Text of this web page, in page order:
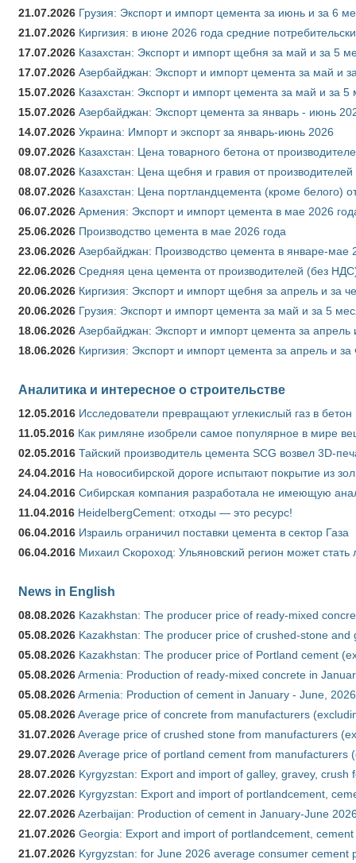
21.07.2026 Грузия: Экспорт и импорт цемента за июнь и за 6
21.07.2026 Киргизия: в июне 2026 года средние
17.07.2026 Казахстан: Экспорт и импорт щебня за май и за 5
17.07.2026 Азербайджан: Экспорт и импорт цемента за май и
15.07.2026 Казахстан: Экспорт и импорт цемента за май и за
15.07.2026 Азербайджан: Экспорт цемента за январь - июнь
14.07.2026 Украина: Импорт и экспорт за январь-июнь 2026
09.07.2026 Казахстан: Цена товарного бетона от
08.07.2026 Казахстан: Цена щебня и гравия от
08.07.2026 Казахстан: Цена портландцемента (кроме белого)
06.07.2026 Армения: Экспорт и импорт цемента в мае 2026
25.06.2026 Производство цемента в мае 2026 года
23.06.2026 Азербайджан: Производство цемента в январе-мае
22.06.2026 Средняя цена цемента от производителей (без
20.06.2026 Киргизия: Экспорт и импорт щебня за апрель и за
20.06.2026 Грузия: Экспорт и импорт цемента за май и за 5
18.06.2026 Азербайджан: Экспорт и импорт цемента за
18.06.2026 Киргизия: Экспорт и импорт цемента за апрель и
Аналитика и интересное о строительстве
12.05.2016 Исследователи превращают углекислый газ в бетон
11.05.2016 Как римляне изобрели самое популярное в мире
02.05.2016 Тайский производитель цемента SCG возвел 3D-
24.04.2016 На новосибирской дороге испытают покрытие из
24.04.2016 Сибирская компания разработала не имеющую
11.04.2016 HeidelbergCement: отходы — это ресурс!
06.04.2016 Израиль ограничил поставки цемента в сектор Газа
06.04.2016 Михаил Скороход: Ульяновский регион может
News in English
08.08.2026 Kazakhstan: The producer price of ready-mixed
05.08.2026 Kazakhstan: The producer price of crushed-stone and
05.08.2026 Kazakhstan: The producer price of Portland cement
05.08.2026Armenia: Production of ready-mixed concrete in
05.08.2026Armenia: Production of cement in January - June, 2026
05.08.2026Average price of concrete from manufacturers
31.07.2026Average price of crushed stone from manufacturers
29.07.2026Average price of portland cement from manufacturers
28.07.2026 Kyrgyzstan: Export and import of galley, gravey,
22.07.2026 Kyrgyzstan: Export and import of portlandcement,
22.07.2026Azerbaijan: Production of cement in January-June
21.07.2026 Georgia: Export and import of portlandcement,
21.07.2026 Kyrgyzstan: for June 2026 average consumer cement